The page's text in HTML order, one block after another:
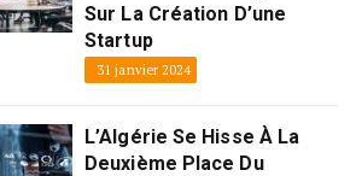
Sur La Création D’une
Startup
31 janvier 2024
L’Algérie Se Hisse À La
Deuxième Place Du